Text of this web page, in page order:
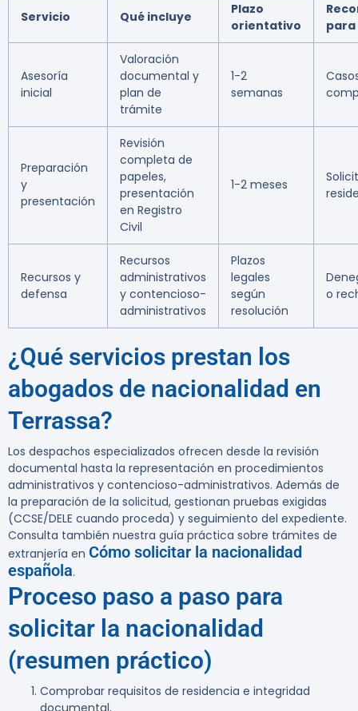
Servicio Qué incluye
Plazo
orientativo
para
Asesoría
inicial
Valoración
documental y
plan de
trámite
1-2
semanas
Preparación
y
presentación
Revisión
completa de
papeles,
presentación
en Registro
Civil
1-2 meses
Recursos y
defensa
Recursos
administrativos
y contencioso-
administrativos
Plazos
legales
según
resolución
o
¿Qué servicios prestan los
abogados de nacionalidad en
Terrassa?
Los despachos especializados ofrecen desde la revisión
documental hasta la representación en procedimientos
administrativos y contencioso-administrativos. Además de
la preparación de la solicitud, gestionan pruebas exigidas
(CCSE/DELE cuando proceda) y seguimiento del expediente.
Consulta también nuestra guía práctica sobre trámites de
extranjería en Cómo solicitar la nacionalidad
española.
Proceso paso a paso para
solicitar la nacionalidad
(resumen práctico)
Comprobar requisitos de residencia e integridad